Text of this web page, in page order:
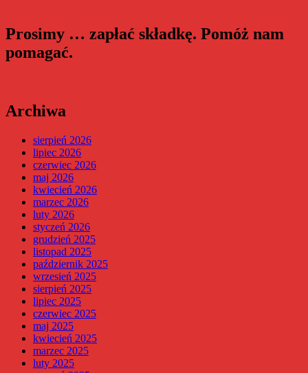
Prosimy … zapłać składkę. Pomóż nam
pomagać.
Archiwa
sierpień 2026
lipiec 2026
czerwiec 2026
maj 2026
kwiecień 2026
marzec 2026
luty 2026
styczeń 2026
grudzień 2025
listopad 2025
październik 2025
wrzesień 2025
sierpień 2025
lipiec 2025
czerwiec 2025
maj 2025
kwiecień 2025
marzec 2025
luty 2025